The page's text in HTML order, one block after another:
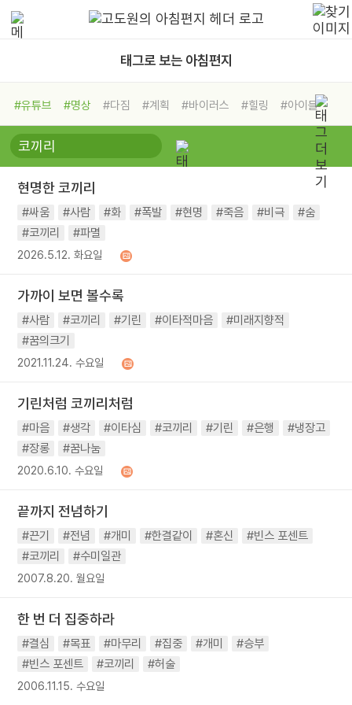
태그로 보는 아침편지
#유튜브 #명상 #다짐 #계획 #바이러스 #힐링
#아이들
#비전캠프
#독서캠프 #삶
#희망
#나눔 #친구 #링컨학교
#독서
#건강
현명한 코끼리
#싸움 #사람 #화 #폭발 #현명 #죽음 #비극
#숨
#코끼리
#파멸
2026.5.12. 화요일
가까이 보면 볼수록
#사람 #코끼리 #기린 #이타적마음
#미래지향적
#꿈의크기
2021.11.24. 수요일
기린처럼 코끼리처럼
#마음 #생각 #이타심 #코끼리 #기린 #은행
#냉장고
#장롱
#꿈나눔
2020.6.10. 수요일
끝까지 전념하기
#끈기 #전념 #개미 #한결같이 #혼신
#빈스 포센트
#코끼리
#수미일관
2007.8.20. 월요일
한 번 더 집중하라
#결심 #목표 #마무리 #집중 #개미
#승부
#빈스 포센트
#코끼리 #허술
2006.11.15. 수요일